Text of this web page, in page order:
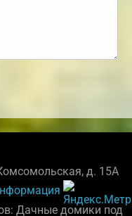
д. 15А
Дачные домики под